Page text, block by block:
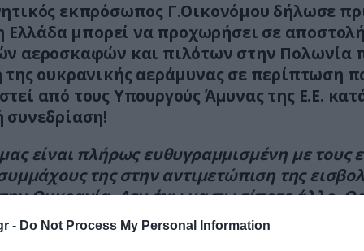
- Do Not Process My Personal Information
εκπρόσωπος Γ.Οικονόμου δήλωσε
Ελλάδα μπορεί να προχωρήσει σε αποστολή
αεροσκαφών και πιλότων στην Πολωνία
της ουκρανικής αεράμυνας σε περίπτωση
από τους Υπουργούς Άμυνας της Ε.Ε.
συνεδρίαση!
είναι πλήρως ευθυγραμμισμένη με τους
της στην αντιμετώπιση της
Ουκρανία. Δεν έχω να πω τίποτε άλλο.
την συνεδρίαση και αντίστοιχα θα
», σημείωσε.